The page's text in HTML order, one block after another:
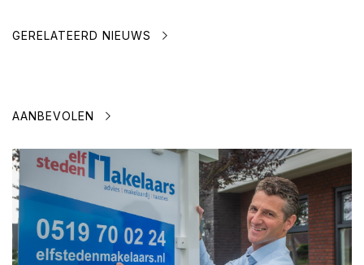
GERELATEERD NIEUWS
AANBEVOLEN